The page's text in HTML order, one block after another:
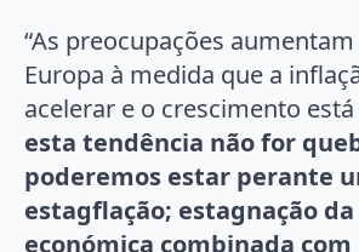
“As preocupações
Europa à medida que a
acelerar e o crescimento está
esta tendência não for
poderemos estar perante
estagflação; estagnação
económica combinada